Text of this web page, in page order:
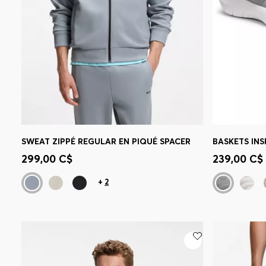
Achat rapide
taille)
SWEAT ZIPPÉ REGULAR EN PIQUÉ SPACER
299,00 C$
+ 2
Achat
taille)
239,00 C$